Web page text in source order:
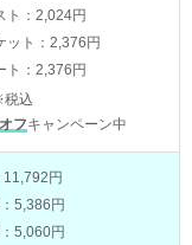
ト：2,024円
ット：2,376円
ト：2,376円
込
フキャンペーン中
11,792円
5,386円
5,060円